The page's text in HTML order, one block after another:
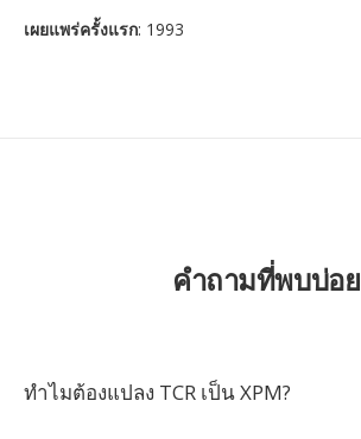
เผยแพร่ครั้งแรก: 1993
คำถามที่พบบ่อย
ทำไมต้องแปลง TCR เป็น XPM?